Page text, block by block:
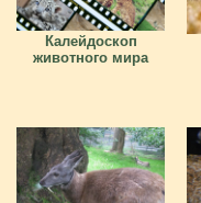
Калейдоскоп
животного мира